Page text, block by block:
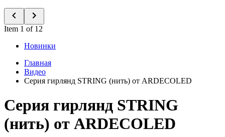
Item 1 of 12
Новинки
Главная
Видео
Серия гирлянд STRING (нить) от ARDECOLED
Серия гирлянд STRING
(нить) от ARDECOLED